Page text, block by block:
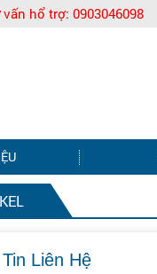
vấn hổ trợ: 0903046098
Liên Hệ